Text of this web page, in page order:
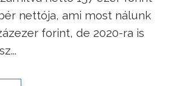
nettója, ami most nálunk
forint, de 2020-ra is